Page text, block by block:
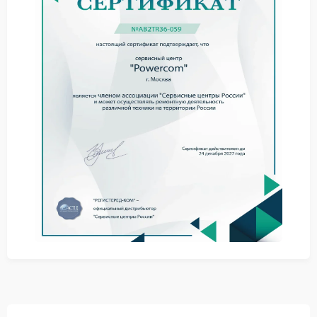
осмотрите разъемы визуально.
Очистите контакты от пыли мягкой тканью
Проверьте целостность пластиковых частей
Попробуйте использовать запасные кабели
Если проблема сохраняется, не стоит продолжать
эксперименты самостоятельно.
предполагает замену поврежденных разъемов и
восстановление надежного контакта.
Профессиональное устранение
неисправности
Сервис Powercom предлагает квалифицированную